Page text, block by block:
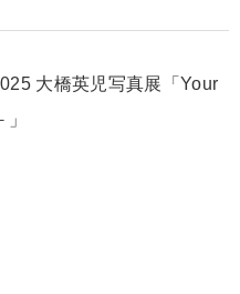
大橋英児写真展「Your